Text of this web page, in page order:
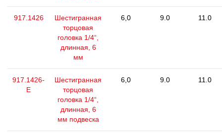
917.1426
Шестигранная
торцовая
головка 1/4“,
длинная, 6
мм
6,0 9.0 11.0
917.1426-
E
Шестигранная
торцовая
головка 1/4“,
длинная, 6
мм подвеска
6,0 9.0 11.0